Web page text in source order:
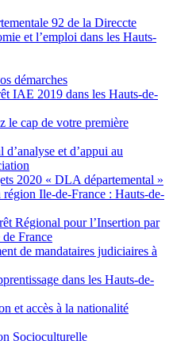
92 de la Direccte
et l’emploi dans les Hauts-
démarches
IAE 2019 dans les Hauts-de-
le cap de votre première
d’analyse et d’appui au
2020 « DLA départemental »
région Ile-de-France : Hauts-de-
Régional pour l’Insertion par
France
de mandataires judiciaires à
dans les Hauts-de-
et accès à la nationalité
Socioculturelle